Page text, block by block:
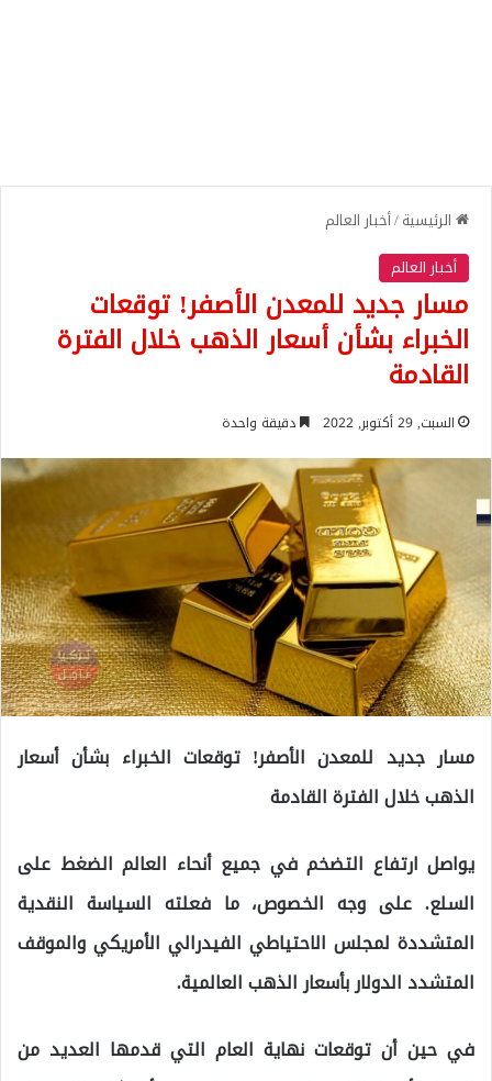
الرئيسية/أخبار العالم
أخبار العالم
مسار جديد للمعدن الأصفر! توقعات
الخبراء بشأن أسعار الذهب خلال الفترة
القادمة
السبت, 29 أكتوبر, 2022 دقيقة واحدة
مسار جديد للمعدن الأصفر! توقعات الخبراء بشأن أسعار
الذهب خلال الفترة القادمة
يواصل ارتفاع التضخم في جميع أنحاء العالم الضغط على
السلع. على وجه الخصوص، ما فعلته السياسة النقدية
المتشددة لمجلس الاحتياطي الفيدرالي الأمريكي والموقف
المتشدد الدولار بأسعار الذهب العالمية.
في حين أن توقعات نهاية العام التي قدمها العديد من